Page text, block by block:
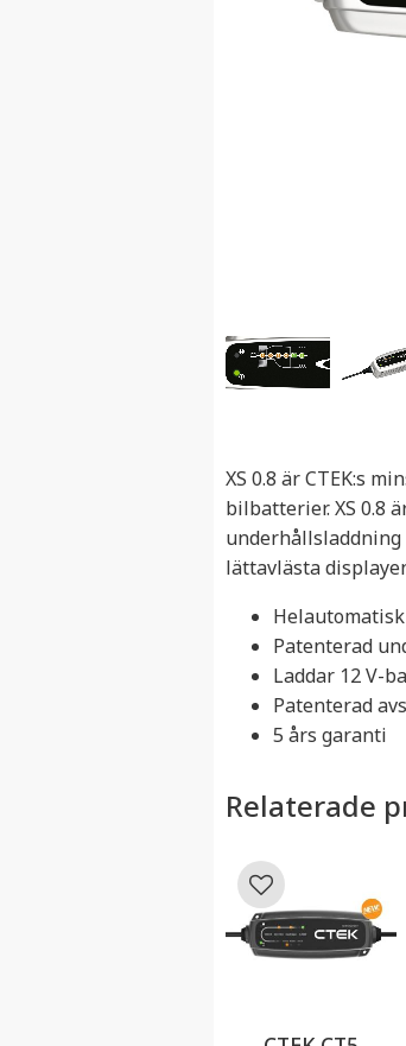
XS 0.8 är CTEK:s
bilbatterier. XS 0.8
underhållsladdning
lättavlästa
Patenterad
Laddar 12 V-
Patenterad
5 års garanti
Relaterade
Lägg till i